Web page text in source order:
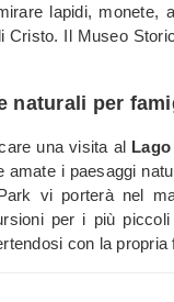
lapidi, monete,
Il Museo
per
una visita al Lago
i paesaggi
vi porterà nel
per i più
con la propria